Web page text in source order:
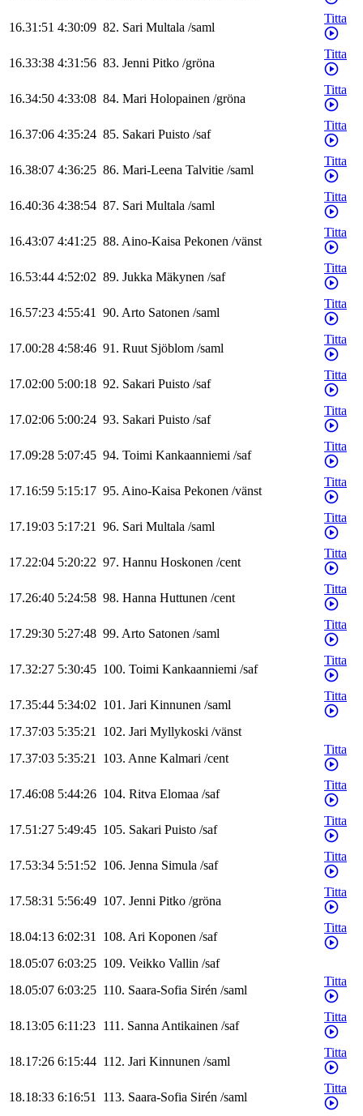
16.31:51 4:30:09 82. Sari Multala /saml
Titta
16.33:38 4:31:56 83. Jenni Pitko /gröna
Titta
16.34:50 4:33:08 84. Mari Holopainen /gröna
Titta
16.37:06 4:35:24 85. Sakari Puisto /saf
Titta
16.38:07 4:36:25 86. Mari-Leena Talvitie /saml
Titta
16.40:36 4:38:54 87. Sari Multala /saml
Titta
16.43:07 4:41:25 88. Aino-Kaisa Pekonen /vänst
Titta
16.53:44 4:52:02 89. Jukka Mäkynen /saf
Titta
16.57:23 4:55:41 90. Arto Satonen /saml
Titta
17.00:28 4:58:46 91. Ruut Sjöblom /saml
Titta
17.02:00 5:00:18 92. Sakari Puisto /saf
Titta
17.02:06 5:00:24 93. Sakari Puisto /saf
Titta
17.09:28 5:07:45 94. Toimi Kankaanniemi /saf
Titta
17.16:59 5:15:17 95. Aino-Kaisa Pekonen /vänst
Titta
17.19:03 5:17:21 96. Sari Multala /saml
Titta
17.22:04 5:20:22 97. Hannu Hoskonen /cent
Titta
17.26:40 5:24:58 98. Hanna Huttunen /cent
Titta
17.29:30 5:27:48 99. Arto Satonen /saml
Titta
17.32:27 5:30:45 100. Toimi Kankaanniemi /saf
Titta
17.35:44 5:34:02 101. Jari Kinnunen /saml
Titta
17.37:03 5:35:21 102. Jari Myllykoski /vänst
17.37:03 5:35:21 103. Anne Kalmari /cent
Titta
17.46:08 5:44:26 104. Ritva Elomaa /saf
Titta
17.51:27 5:49:45 105. Sakari Puisto /saf
Titta
17.53:34 5:51:52 106. Jenna Simula /saf
Titta
17.58:31 5:56:49 107. Jenni Pitko /gröna
Titta
18.04:13 6:02:31 108. Ari Koponen /saf
Titta
18.05:07 6:03:25 109. Veikko Vallin /saf
18.05:07 6:03:25 110. Saara-Sofia Sirén /saml
Titta
18.13:05 6:11:23 111. SannaAntikainen /saf
Titta
18.17:26 6:15:44 112. Jari Kinnunen /saml
Titta
18.18:33 6:16:51 113. Saara-Sofia Sirén /saml
Titta